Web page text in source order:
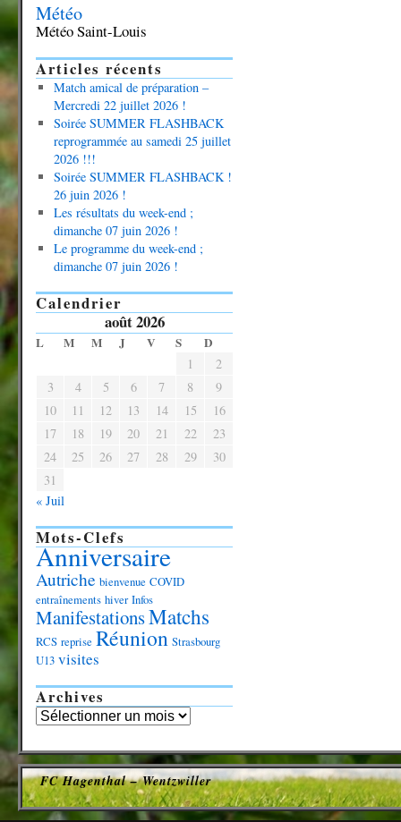
Météo
Météo Saint-Louis
Articles récents
Match amical de préparation –
Mercredi 22 juillet 2026 !
Soirée SUMMER FLASHBACK
reprogrammée au samedi 25 juillet
2026 !!!
Soirée SUMMER FLASHBACK !
26 juin 2026 !
Les résultats du week-end ;
dimanche 07 juin 2026 !
Le programme du week-end ;
dimanche 07 juin 2026 !
Calendrier
août 2026
L M M J V S D
1
2
3
4 5 6 7 8
9
10
11 12 13 14 15
16
17
18 19 20 21 22
23
24
25 26 27 28 29
30
31
« Juil
Mots-Clefs
Anniversaire
Autriche bienvenue COVID
entraînements hiver Infos
ManifestationsMatchs
RCS reprise Réunion Strasbourg
U13 visites
Archives
FC Hagenthal – Wentzwiller